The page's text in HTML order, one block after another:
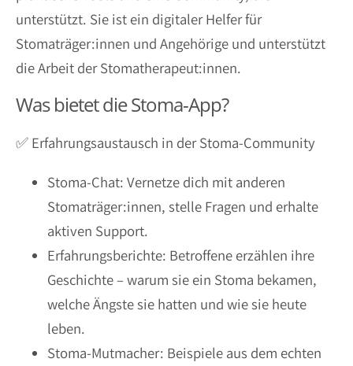
unterstützt. Sie ist ein digitaler Helfer für
Stomaträger:innen und Angehörige und unterstützt
die Arbeit der Stomatherapeut:innen.
Was bietet die Stoma-App?
✅ Erfahrungsaustausch in der Stoma-Community
Stoma-Chat: Vernetze dich mit anderen
Stomaträger:innen, stelle Fragen und erhalte
aktiven Support.
Erfahrungsberichte: Betroffene erzählen ihre
Geschichte – warum sie ein Stoma bekamen,
welche Ängste sie hatten und wie sie heute
leben.
Stoma-Mutmacher: Beispiele aus dem echten